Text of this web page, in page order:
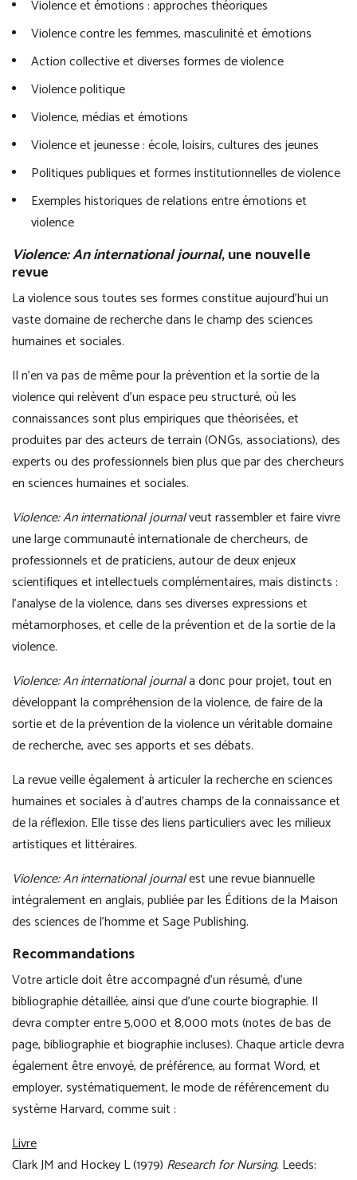
Violence et émotions : approches théoriques
Violence contre les femmes, masculinité et émotions
Action collective et diverses formes de violence
Violence politique
Violence, médias et émotions
Violence et jeunesse : école, loisirs, cultures des jeunes
Politiques publiques et formes institutionnelles de violence
Exemples historiques de relations entre émotions et
violence
Violence: An international journal, une nouvelle
revue
La violence sous toutes ses formes constitue aujourd’hui un
vaste domaine de recherche dans le champ des sciences
humaines et sociales.
Il n’en va pas de même pour la prévention et la sortie de la
violence qui relèvent d’un espace peu structuré, où les
connaissances sont plus empiriques que théorisées, et
produites par des acteurs de terrain (ONGs, associations), des
experts ou des professionnels bien plus que par des chercheurs
en sciences humaines et sociales.
Violence: An international journalveut rassembler et faire vivre
une large communauté internationale de chercheurs, de
professionnels et de praticiens, autour de deux enjeux
scientifiques et intellectuels complémentaires, mais distincts :
l’analyse de la violence, dans ses diverses expressions et
métamorphoses, et celle de la prévention et de la sortie de la
violence.
Violence: An international journala donc pour projet, tout en
développant la compréhension de la violence, de faire de la
sortie et de la prévention de la violence un véritable domaine
de recherche, avec ses apports et ses débats.
La revue veille également à articuler la recherche en sciences
humaines et sociales à d’autres champs de la connaissance et
de la réflexion. Elle tisse des liens particuliers avec les milieux
artistiques et littéraires.
Violence: An international journalest une revue biannuelle
intégralement en anglais, publiée par les Éditions de la Maison
des sciences de l’homme et Sage Publishing.
Recommandations
Votre article doit être accompagné d’un résumé, d’une
bibliographie détaillée, ainsi que d’une courte biographie. Il
devra compter entre 5,000 et 8,000 mots (notes de bas de
page, bibliographie et biographie incluses). Chaque article devra
également être envoyé, de préférence, au format Word, et
employer, systématiquement, le mode de référencement du
système Harvard, comme suit :
Livre
Clark JM and Hockey L (1979) Research for Nursing. Leeds: